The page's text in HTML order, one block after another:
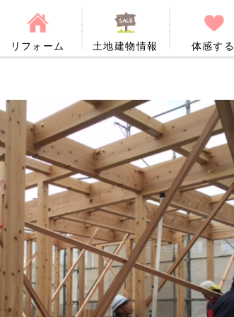
リフォーム 土地建物情報 体感する